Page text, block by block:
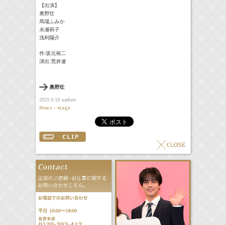
【出演】
奥野壮
馬場ふみか
永瀬莉子
浅利陽介
作:坂元裕二
演出:荒井遼
奥野壮
2025.9.19update
News - stage